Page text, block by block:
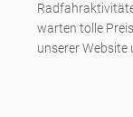
warten tolle
unserer